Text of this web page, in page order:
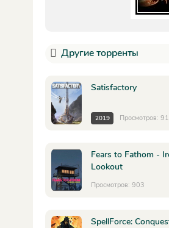
Другие торренты
Satisfactory
2019 Просмотров:
Fears to Fathom -
Lookout
Просмотров: 903
SpellForce: